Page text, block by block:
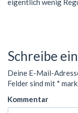
Schreibe
Deine E-Mail-
Felder sind mit *
Kommentar